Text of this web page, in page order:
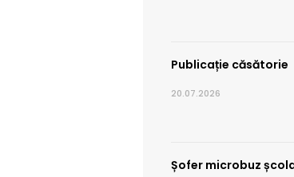
Publicație căsătorie
20.07.2026
Șofer microbuz